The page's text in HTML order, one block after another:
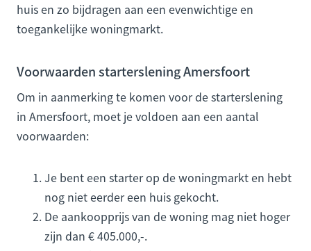
huis en zo bijdragen aan een evenwichtige en
toegankelijke woningmarkt.
Voorwaarden starterslening Amersfoort
Om in aanmerking te komen voor de starterslening
in Amersfoort, moet je voldoen aan een aantal
voorwaarden:
Je bent een starter op de woningmarkt en hebt
nog niet eerder een huis gekocht.
De aankoopprijs van de woning mag niet hoger
zijn dan € 405.000,-.